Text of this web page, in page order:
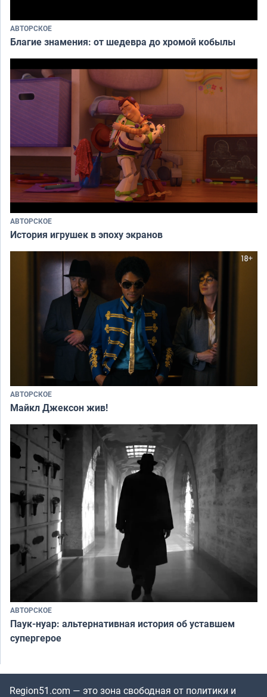
АВТОРСКОЕ
Благие знамения: от шедевра до хромой кобылы
АВТОРСКОЕ
История игрушек в эпоху экранов
АВТОРСКОЕ
Майкл Джексон жив!
АВТОРСКОЕ
Паук-нуар: альтернативная история об уставшем
супергерое
Region51.com — это зона свободная от политики и